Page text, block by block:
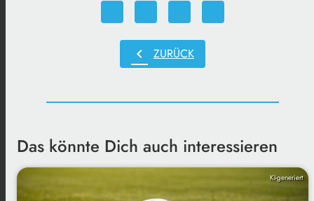
chevron_left ZURÜCK
Das könnte Dich auch interessieren
KI-generiert